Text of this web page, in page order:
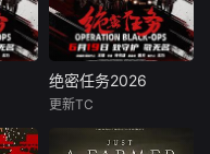
霉的培养皿，微波
炉的灵感源于口袋
里融化的巧克力，
甚至连X射线的发
现也是一次“不小
刘屹宸
绝密任务2026
更新TC